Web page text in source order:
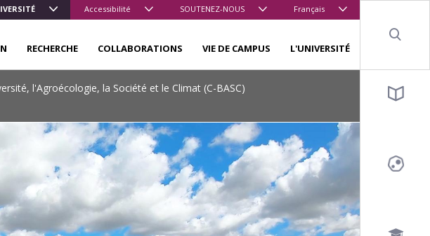
Accessibilité SOUTENEZ-NOUS Français
RECHERCHE COLLABORATIONS VIE DE CAMPUS L'UNIVERSITÉ
l'Agroécologie, la Société et le Climat (C-BASC)